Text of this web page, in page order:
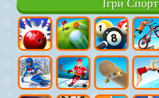
Ігри Спорт